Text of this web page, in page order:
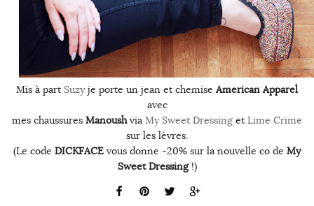
Mis à partSuzyje porte un jean et chemise American Apparel
avec
mes chaussures Manoushvia My Sweet Dressing etLime Crime
sur les lèvres.
(Le code DICKFACE vous donne -20% sur la nouvelle co de My
Sweet Dressing!)